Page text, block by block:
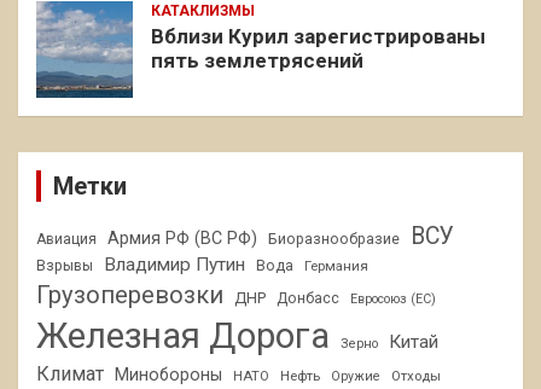
КАТАКЛИЗМЫ
Вблизи Курил зарегистрированы
пять землетрясений
Метки
Авиация Армия РФ (ВС РФ) Биоразнообразие ВСУ
Взрывы Владимир Путин Вода Германия
Грузоперевозки ДНР Донбасс Евросоюз (ЕС)
Железная Дорога Зерно Китай
Климат Минобороны НАТО Нефть Оружие Отходы